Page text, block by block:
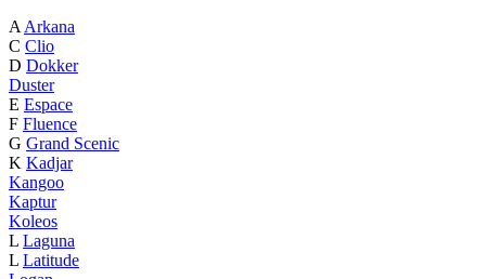
A Arkana
C Clio
D Dokker
Duster
E Espace
F Fluence
G Grand Scenic
K Kadjar
Kangoo
Kaptur
Koleos
L Laguna
L Latitude